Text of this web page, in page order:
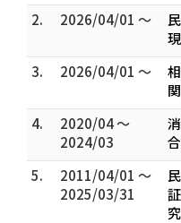
2.
2026/04/01 ～
3.
2026/04/01 ～
4.
2020/04 ～
2024/03
5.
2011/04/01 ～
2025/03/31
究